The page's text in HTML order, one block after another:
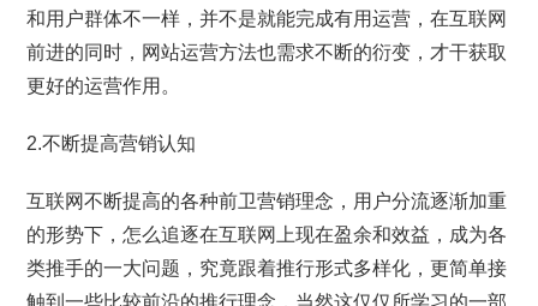
和用户群体不一样，并不是就能完成有用运营，在互联网
前进的同时，网站运营方法也需求不断的衍变，才干获取
更好的运营作用。
2.不断提高营销认知
互联网不断提高的各种前卫营销理念，用户分流逐渐加重
的形势下，怎么追逐在互联网上现在盈余和效益，成为各
类推手的一大问题，究竟跟着推行形式多样化，更简单接
触到一些比较前沿的推行理念，当然这仅仅所学习的一部